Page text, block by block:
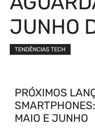
JUNHO
TENDÊNCIAS TECH
PRÓXIMOS
MAIO E JUNHO